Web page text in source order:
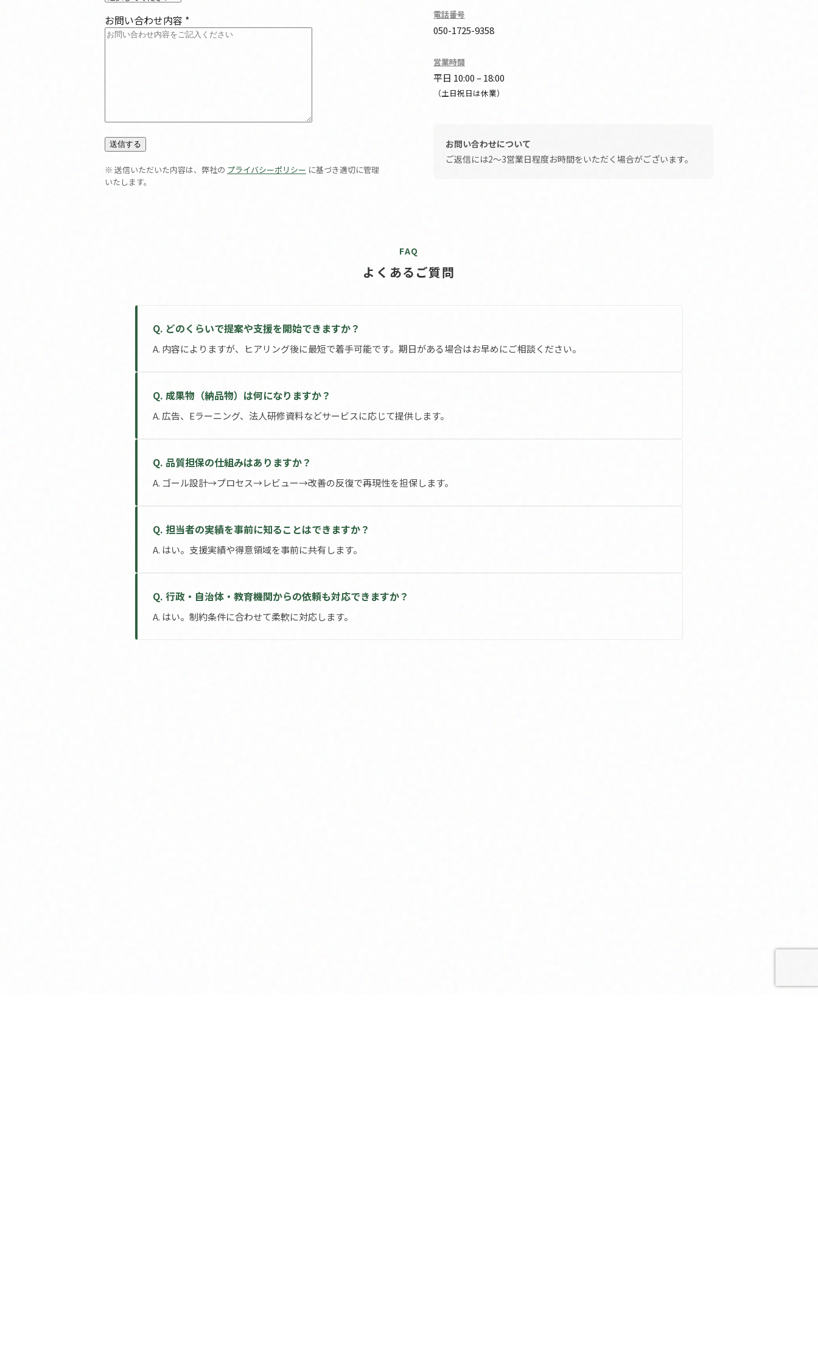
お問い合わせ内容 *
※ 送信いただいた内容は、弊社の プライバシーポリシー に基づき適切に管理
いたします。
電話番号
050-1725-9358
営業時間
平日 10:00 – 18:00
（土日祝日は休業）
お問い合わせについて
ご返信には2〜3営業日程度お時間をいただく場合がございます。
FAQ
よくあるご質問
Q. どのくらいで提案や支援を開始できますか？
A. 内容によりますが、ヒアリング後に最短で着手可能です。期日がある場合はお早めにご相談ください。
Q. 成果物（納品物）は何になりますか？
A. 広告、Eラーニング、法人研修資料などサービスに応じて提供します。
Q. 品質担保の仕組みはありますか？
A. ゴール設計→プロセス→レビュー→改善の反復で再現性を担保します。
Q. 担当者の実績を事前に知ることはできますか？
A. はい。支援実績や得意領域を事前に共有します。
Q. 行政・自治体・教育機関からの依頼も対応できますか？
A. はい。制約条件に合わせて柔軟に対応します。